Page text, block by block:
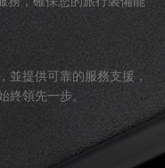
並提供可靠的服務支援，
終領先一步。